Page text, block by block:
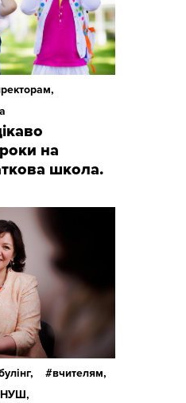
на
школа.
вчителям,
НУШ,